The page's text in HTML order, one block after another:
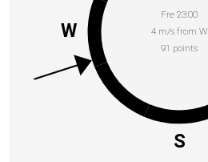
Fre 23:00
4 m/s from W
91 points
S
W